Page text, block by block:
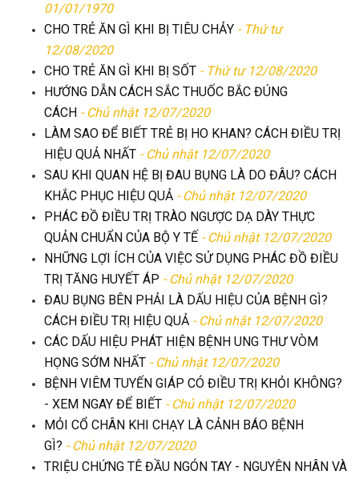
01/01/1970
CHO TRẺ ĂN GÌ KHI BỊ TIÊU CHẢY - Thứ tư
12/08/2020
CHO TRẺ ĂN GÌ KHI BỊ SỐT - Thứ tư 12/08/2020
HƯỚNG DẪN CÁCH SẮC THUỐC BẮC ĐÚNG
CÁCH - Chủ nhật 12/07/2020
LÀM SAO ĐỂ BIẾT TRẺ BỊ HO KHAN? CÁCH ĐIỀU TRỊ
HIỆU QUẢ NHẤT - Chủ nhật 12/07/2020
SAU KHI QUAN HỆ BỊ ĐAU BỤNG LÀ DO ĐÂU? CÁCH
KHẮC PHỤC HIỆU QUẢ - Chủ nhật 12/07/2020
PHÁC ĐỒ ĐIỀU TRỊ TRÀO NGƯỢC DẠ DÀY THỰC
QUẢN CHUẨN CỦA BỘ Y TẾ - Chủ nhật 12/07/2020
NHỮNG LỢI ÍCH CỦA VIỆC SỬ DỤNG PHÁC ĐỒ ĐIỀU
TRỊ TĂNG HUYẾT ÁP - Chủ nhật 12/07/2020
ĐAU BỤNG BÊN PHẢI LÀ DẤU HIỆU CỦA BỆNH GÌ?
CÁCH ĐIỀU TRỊ HIỆU QUẢ - Chủ nhật 12/07/2020
CÁC DẤU HIỆU PHÁT HIỆN BỆNH UNG THƯ VÒM
HỌNG SỚM NHẤT - Chủ nhật 12/07/2020
BỆNH VIÊM TUYẾN GIÁP CÓ ĐIỀU TRỊ KHỎI KHÔNG?
- XEM NGAY ĐỂ BIẾT - Chủ nhật 12/07/2020
MỎI CỔ CHÂN KHI CHẠY LÀ CẢNH BÁO BỆNH
GÌ? - Chủ nhật 12/07/2020
TRIỆU CHỨNG TÊ ĐẦU NGÓN TAY - NGUYÊN NHÂN VÀ